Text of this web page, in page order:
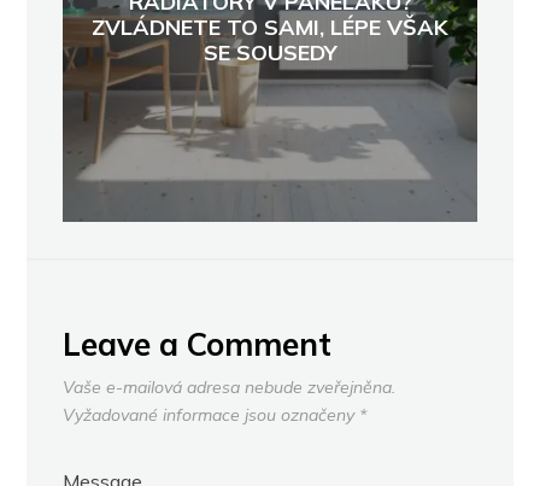
ZVLÁDNETE TO SAMI, LÉPE VŠAK
SE SOUSEDY
Leave a Comment
Vaše e-mailová adresa nebude zveřejněna.
Vyžadované informace jsou označeny *
Message